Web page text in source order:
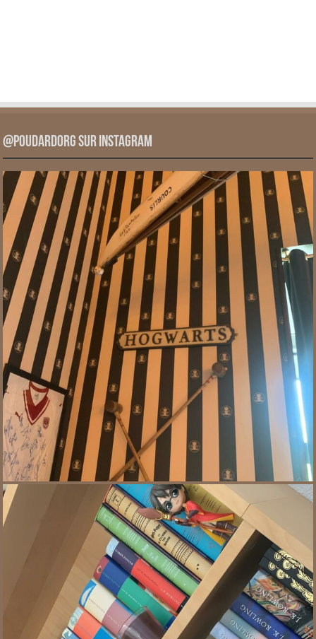
@PoudardOrg sur Instagram